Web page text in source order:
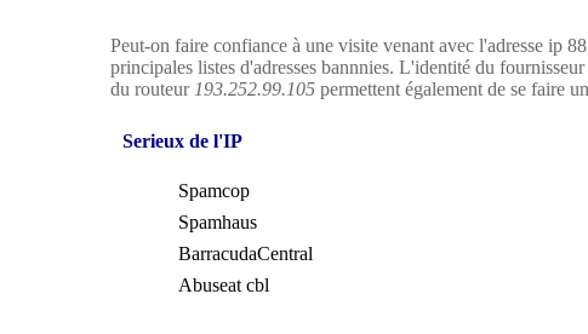
Peut-on faire confiance à une visite venant avec l'adresse ip
principales listes d'adresses bannnies. L'identité du fournisseur
du routeur 193.252.99.105 permettent également de se faire
Serieux de l'IP
Spamcop
Spamhaus
BarracudaCentral
Abuseat cbl